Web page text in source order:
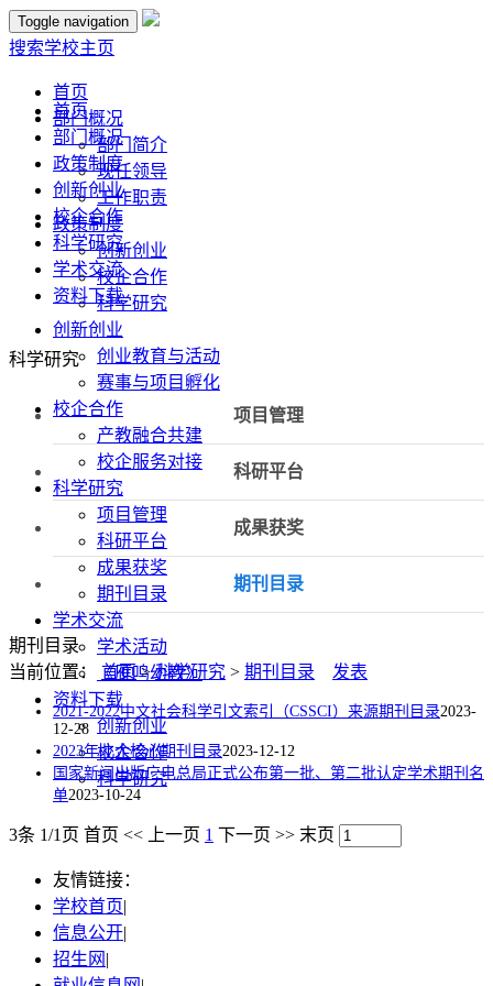
Toggle navigation
搜索学校主页
首页
部门概况
部门简介
现任领导
工作职责
政策制度
创新创业
校企合作
科学研究
创新创业
创业教育与活动
赛事与项目孵化
校企合作
产教融合共建
校企服务对接
科学研究
项目管理
科研平台
成果获奖
期刊目录
学术交流
学术活动
《雁鸣幼教》
资料下载
创新创业
校企合作
科学研究
首页
部门概况
政策制度
创新创业
校企合作
科学研究
学术交流
资料下载
科学研究
项目管理
科研平台
成果获奖
期刊目录
期刊目录
当前位置： 首页>科学研究 > 期刊目录 发表
2021-2022中文社会科学引文索引（CSSCI）来源期刊目录2023-
12-28
2023年北大核心期刊目录2023-12-12
国家新闻出版广电总局正式公布第一批、第二批认定学术期刊名
单2023-10-24
3条 1/1页 首页 << 上一页 1 下一页 >> 末页
友情链接：
学校首页|
信息公开|
招生网 |